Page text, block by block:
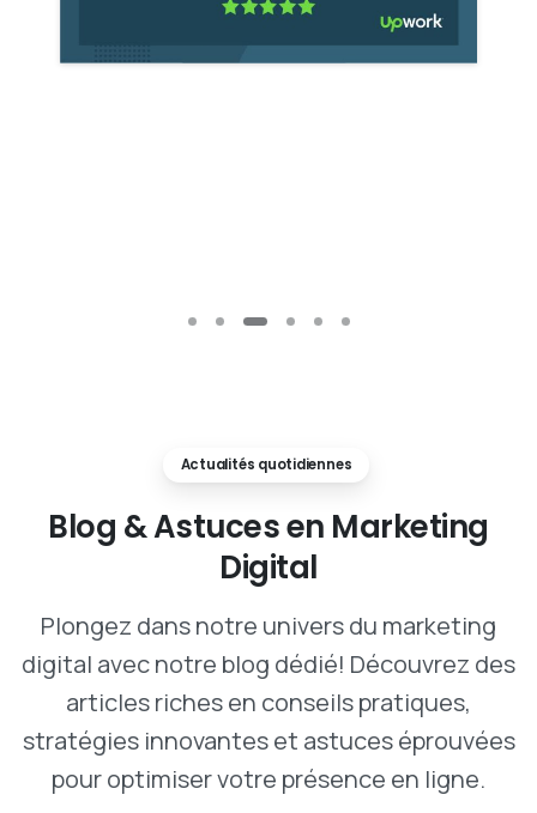
Actualités quotidiennes
Blog &Astucesen Marketing
Digital
Plongez dans notre univers du marketing
digital avec notre blog dédié! Découvrez des
articles riches en conseils pratiques,
stratégies innovantes et astuces éprouvées
pour optimiser votre présence en ligne.